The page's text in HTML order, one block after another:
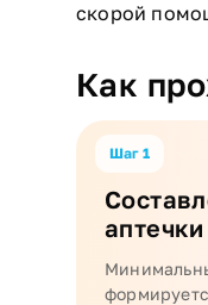
скорой
Как
Шаг 1
аптечки